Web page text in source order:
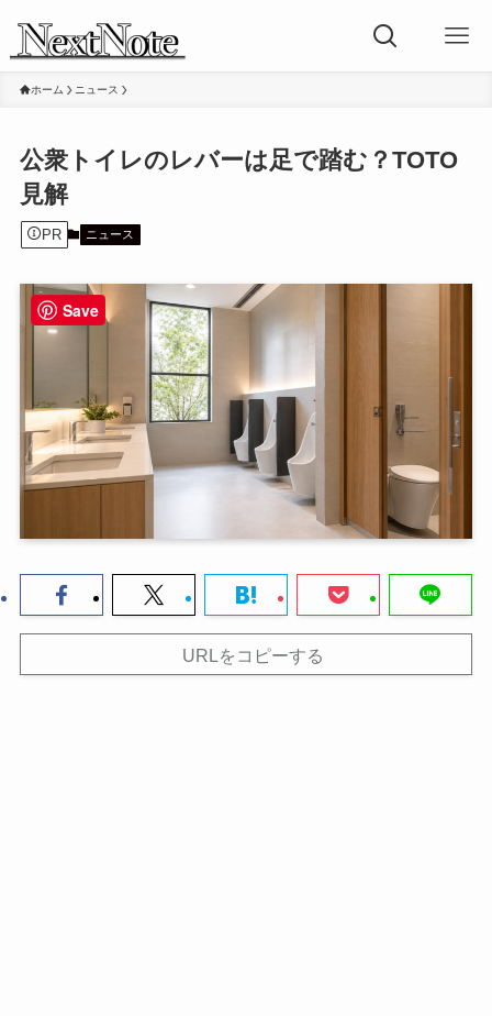
ホーム ニュース
公衆トイレのレバーは足で踏む？TOTO
見解
PR ニュース
URLをコピーする
Save